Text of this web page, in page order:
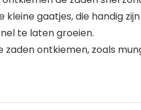
gaatjes, die handig
te laten groeien.
zaden ontkiemen, zoals